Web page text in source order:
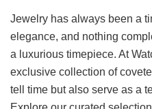
Jewelry has always been a
elegance, and nothing
a luxurious timepiece. At
exclusive collection of
tell time but also serve as a